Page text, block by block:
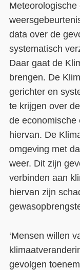
data over de
systematisch
Daar gaat de
brengen. De
gerichter en
te krijgen over
de economische
hiervan. De
omgeving met
weer. Dit zijn
verbinden aan
hiervan zijn
‘Mensen willen
gevolgen